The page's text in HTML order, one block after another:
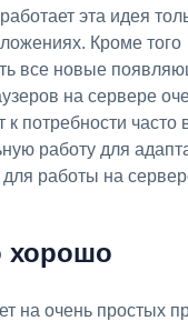
эта идея
Кроме того
все новые
на сервере
к потребности часто
работу для
работы на
хорошо
на очень простых